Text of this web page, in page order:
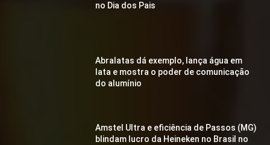
no Dia dos Pais
Abralatas dá exemplo, lança água em
lata e mostra o poder de comunicação
do alumínio
Amstel Ultra e eficiência de Passos (MG)
blindam lucro da Heineken no Brasil no